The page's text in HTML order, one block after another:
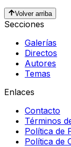
Volver arriba
Secciones
Galerías
Directos
Autores
Temas
Enlaces
Contacto
Términos
Política de
Política de